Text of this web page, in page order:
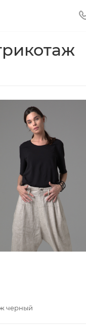
черный